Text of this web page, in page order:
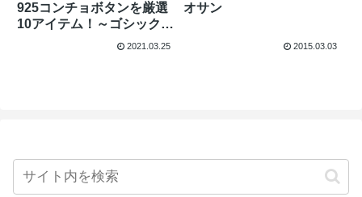
925コンチョボタンを厳選
10アイテム！～ゴシックス
2021.03.25
オサン
2015.03.03